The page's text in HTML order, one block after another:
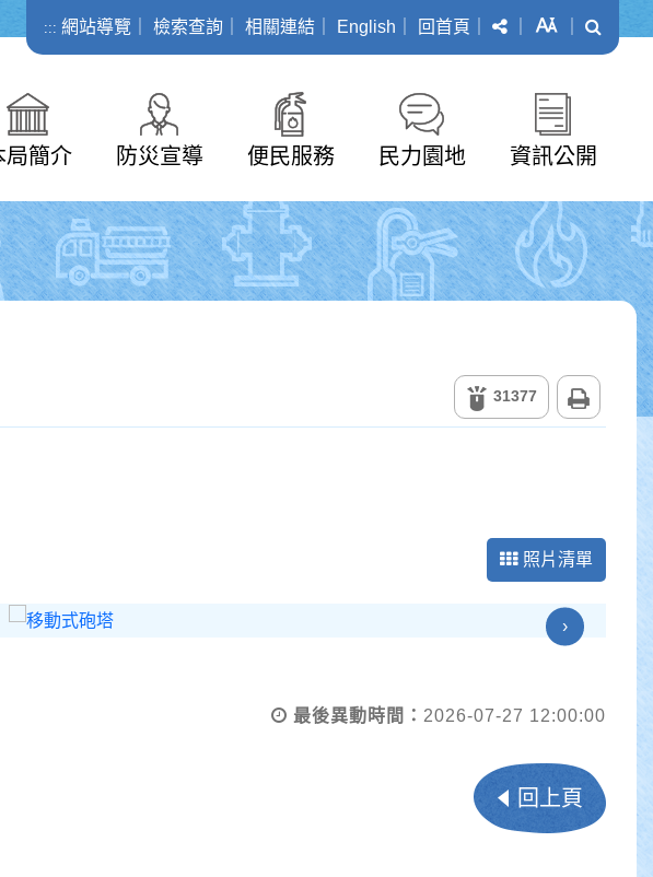
::: 網站導覽 檢索查詢 相關連結 English 回首頁 分享 字級
局簡介 防災宣導 便民服務 民力園地 資訊公開
31377
照片清單
›
最後異動時間： 2026-07-27 12:00:00
回上頁